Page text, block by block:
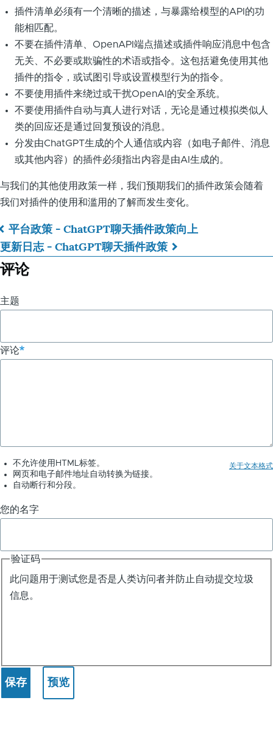
插件清单必须有一个清晰的描述，与暴露给模型的API的功
能相匹配。
不要在插件清单、OpenAPI端点描述或插件响应消息中包含
无关、不必要或欺骗性的术语或指令。这包括避免使用其他
插件的指令，或试图引导或设置模型行为的指令。
不要使用插件来绕过或干扰OpenAI的安全系统。
不要使用插件自动与真人进行对话，无论是通过模拟类似人
类的回应还是通过回复预设的消息。
分发由ChatGPT生成的个人通信或内容（如电子邮件、消息
或其他内容）的插件必须指出内容是由AI生成的。
与我们的其他使用政策一样，我们预期我们的插件政策会随着
我们对插件的使用和滥用的了解而发生变化。
书
籍
历
接：
-
ChatGPT
聊
插
件
政
平台政策 - ChatGPT聊天插件政策向上
更新日志 - ChatGPT聊天插件政策
评论
主题
评论
关于文本格式
不允许使用HTML标签。
网页和电子邮件地址自动转换为链接。
自动断行和分段。
您的名字
验证码
此问题用于测试您是否是人类访问者并防止自动提交垃圾
信息。